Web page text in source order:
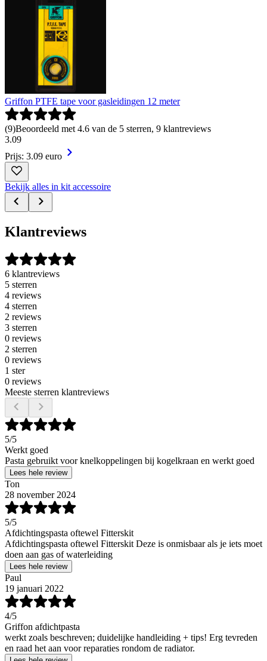
Griffon PTFE tape voor gasleidingen 12 meter
(9)Beoordeeld met 4.6 van de 5 sterren, 9 klantreviews
3.09
Prijs: 3.09 euro
Bekijk alles in kit accessoire
Klantreviews
6 klantreviews
5 sterren
4 reviews
4 sterren
2 reviews
3 sterren
0 reviews
2 sterren
0 reviews
1 ster
0 reviews
Meeste sterren klantreviews
5/5
Werkt goed
Pasta gebruikt voor knelkoppelingen bij kogelkraan en werkt goed
Lees hele review
Ton
28 november 2024
5/5
Afdichtingspasta oftewel Fitterskit
Afdichtingspasta oftewel Fitterskit Deze is onmisbaar als je iets moet
doen aan gas of waterleiding
Lees hele review
Paul
19 januari 2022
4/5
Griffon afdichtpasta
werkt zoals beschreven; duidelijke handleiding + tips! Erg tevreden
en raad het aan voor reparaties rondom de radiator.